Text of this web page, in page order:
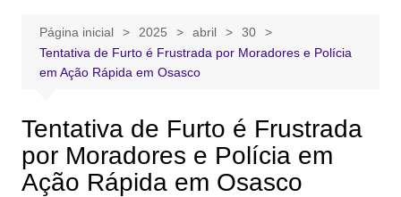
Página inicial 2025 abril
30
Tentativa de Furto é Frustrada por Moradores e Polícia
em Ação Rápida em Osasco
Tentativa de Furto é Frustrada
por Moradores e Polícia em
Ação Rápida em Osasco